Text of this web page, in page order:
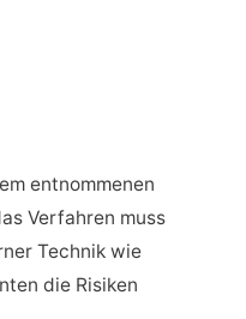
entnommenen
Verfahren muss
Technik wie
die Risiken